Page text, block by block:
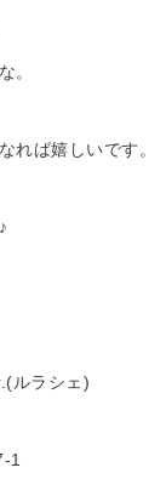
。
れば嬉しいです。
ルラシェ)
1